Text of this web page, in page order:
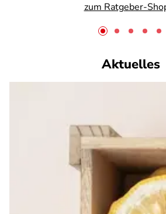
zum Ratgeber-
Aktuelles